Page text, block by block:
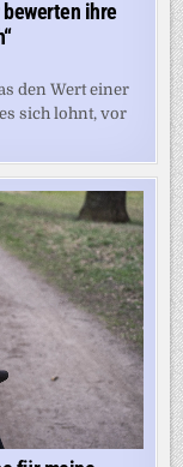
bewerten ihre
den Wert einer
sich lohnt, vor